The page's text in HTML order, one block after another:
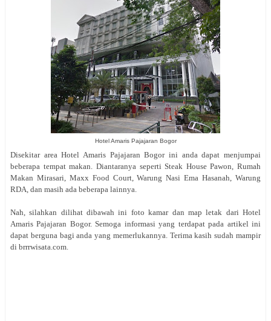
Hotel Amaris Pajajaran Bogor
Disekitar area Hotel Amaris Pajajaran Bogor ini anda dapat menjumpai
beberapa tempat makan. Diantaranya seperti Steak House Pawon, Rumah
Makan Mirasari, Maxx Food Court, Warung Nasi Ema Hasanah, Warung
RDA, dan masih ada beberapa lainnya.
Nah, silahkan dilihat dibawah ini foto kamar dan map letak dari Hotel
Amaris Pajajaran Bogor. Semoga informasi yang terdapat pada artikel ini
dapat berguna bagi anda yang memerlukannya. Terima kasih sudah mampir
di brrrwisata.com.